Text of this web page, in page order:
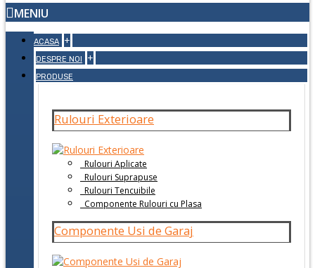
MENIU
ACASA +
DESPRE NOI +
PRODUSE
Rulouri Exterioare
Rulouri Aplicate
Rulouri Suprapuse
Rulouri Tencuibile
Componente Rulouri cu Plasa
Componente Usi de Garaj